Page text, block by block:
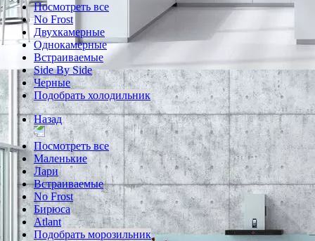
Посмотреть все
No Frost
Двухкамерные
Однокамерные
Встраиваемые
Side By Side
Черные
Подобрать холодильник
Назад
Посмотреть все
Маленькие
Лари
Встраиваемые
No Frost
Бирюса
Atlant
Подобрать морозильник